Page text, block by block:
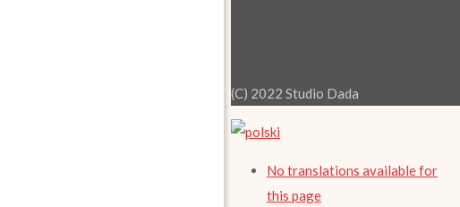
(C) 2022 Studio Dada
No translations available for
this page